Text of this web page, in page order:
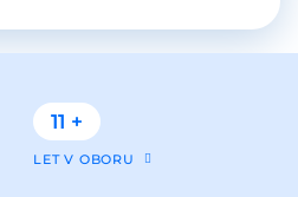
11 +
LET V OBORU